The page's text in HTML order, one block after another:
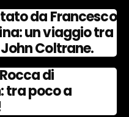
da Francesco
un viaggio tra
Coltrane.
di
tra poco a